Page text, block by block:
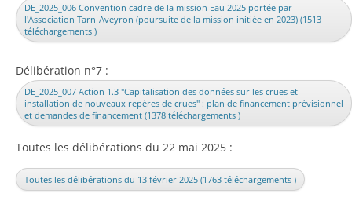
DE_2025_006 Convention cadre de la mission Eau 2025 portée par
l'Association Tarn-Aveyron (poursuite de la mission initiée en 2023) (1513
téléchargements )
Délibération n°7 :
DE_2025_007 Action 1.3 "Capitalisation des données sur les crues et
installation de nouveaux repères de crues" : plan de financement prévisionnel
et demandes de financement (1378 téléchargements )
Toutes les délibérations du 22 mai 2025 :
Toutes les délibérations du 13 février 2025 (1763 téléchargements )